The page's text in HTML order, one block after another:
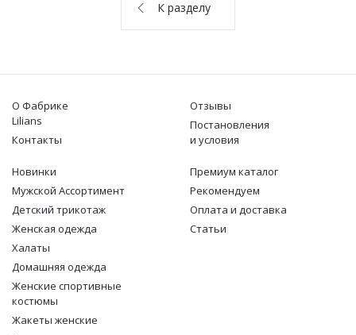
К разделу
О Фабрике
Lilians
Контакты
Отзывы
Постановления
и условия
Новинки
Мужской Ассортимент
Детcкий трикотаж
Женская одежда
Халаты
Домашняя одежда
Женские спортивные
костюмы
Жакеты женские
Премиум каталог
Рекомендуем
Оплата и доставка
Статьи